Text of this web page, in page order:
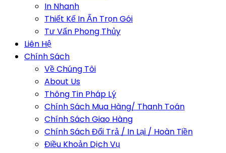
In Nhanh
Thiết Kế In Ấn Trọn Gói
Tư Vấn Phong Thủy
Liên Hệ
Chính Sách
Về Chúng Tôi
About Us
Thông Tin Pháp Lý
Chính Sách Mua Hàng/ Thanh Toán
Chính Sách Giao Hàng
Chính Sách Đổi Trả / In Lại / Hoàn Tiền
Điều Khoản Dịch Vụ